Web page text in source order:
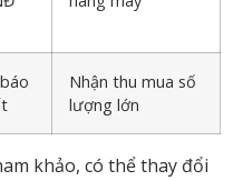
Nhận thu mua số
lượng lớn
khảo, có thể thay đổi